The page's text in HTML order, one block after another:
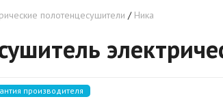
полотенцесушители / Ника
производителя